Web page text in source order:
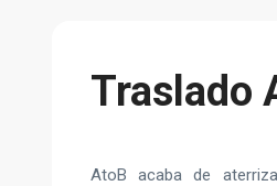
Traslado
AtoB acaba de